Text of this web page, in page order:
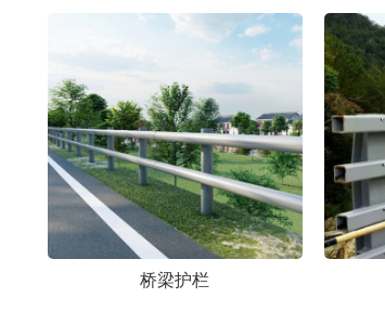
桥梁护栏